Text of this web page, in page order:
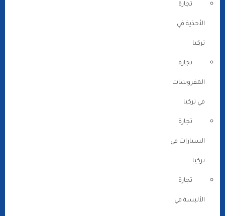
تجارة
الأحذية في
تركيا
تجارة
المفروشات
في تركيا
تجارة
السيارات في
تركيا
تجارة
الألبسة في